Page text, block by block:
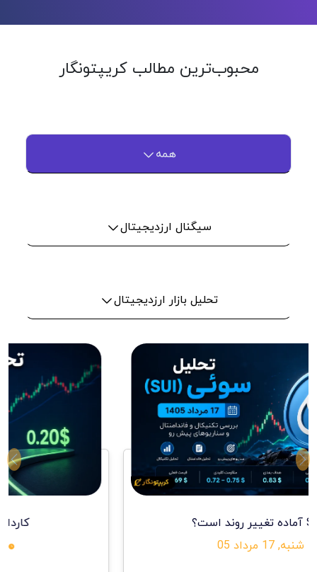
محبوب‌ترین مطالب کریپتونگار
همه
سیگنال ارزدیجیتال
تحلیل بازار ارزدیجیتال
کاردانو تا ۰.۲۹ دلار می‌رسد؟
Previous